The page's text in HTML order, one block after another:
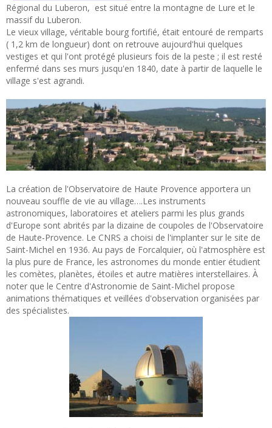
Régional du Luberon, est situé entre la montagne de Lure et le
massif du Luberon.
Le vieux village, véritable bourg fortifié, était entouré de remparts
( 1,2 km de longueur) dont on retrouve aujourd'hui quelques
vestiges et qui l'ont protégé plusieurs fois de la peste ; il est resté
enfermé dans ses murs jusqu'en 1840, date à partir de laquelle le
village s'est agrandi.
La création de l'Observatoire de Haute Provence apportera un
nouveau souffle de vie au village….Les instruments
astronomiques, laboratoires et ateliers parmi les plus grands
d'Europe sont abrités par la dizaine de coupoles de l'Observatoire
de Haute-Provence. Le CNRS a choisi de l'implanter sur le site de
Saint-Michel en 1936. Au pays de Forcalquier, où l'atmosphère est
la plus pure de France, les astronomes du monde entier étudient
les comètes, planètes, étoiles et autre matières interstellaires. À
noter que le Centre d'Astronomie de Saint-Michel propose
animations thématiques et veillées d'observation organisées par
des spécialistes.